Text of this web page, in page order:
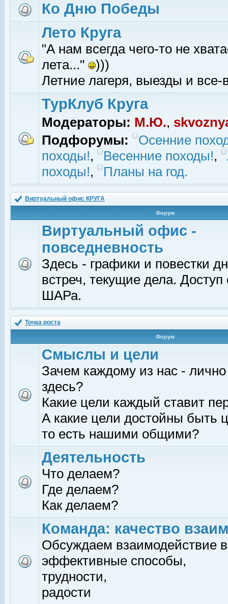
Ко Дню Победы
Лето Круга
"А нам всегда чего-то не
лета..."
)))
Летние лагеря, выезды и все-
ТурКлуб Круга
Модераторы: М.Ю.,
Подфорумы:
Осенние
походы!, Весенние походы!,
походы!, Планы на год.
Виртуальный офис КРУГА
Форум
Виртуальный офис -
повседневность
Здесь - графики и повестки
встреч, текущие дела.
ШАРа.
Точка роста
Форум
Смыслы и цели
Зачем каждому из нас -
здесь?
Какие цели каждый ставит
А какие цели достойны быть
то есть нашими общими?
Деятельность
Что делаем?
Где делаем?
Как делаем?
Команда: качество
Обсуждаем взаимодействие
эффективные способы,
трудности,
радости